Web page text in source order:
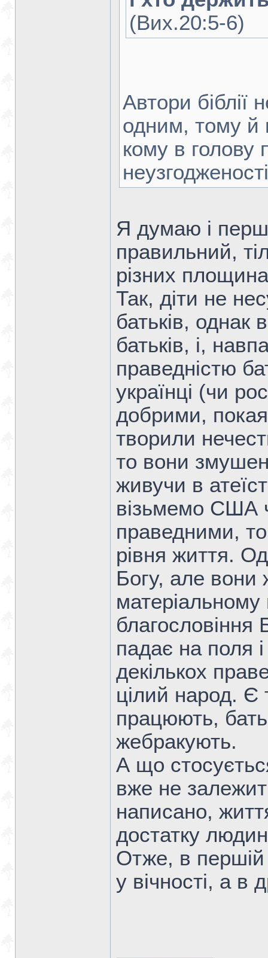
(Вих.20:5-6)
Автори біблії
одним, тому й
кому в голову
Я думаю і
правильний,
різних
Так, діти не
батьків, однак
батьків, і,
праведністю
українці (чи
добрими,
творили
то вони
живучи в
візьмемо США
праведними,
рівня життя.
Богу, але вони
падає на поля
декількох
цілий народ. Є
працюють,
жебракують.
А що
вже не
написано,
достатку
Отже, в першій
у вічності, а в